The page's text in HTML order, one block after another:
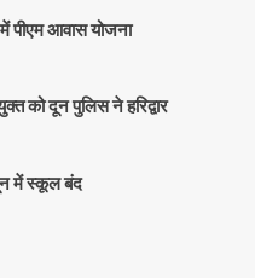
पीएम आवास योजना
को दून पुलिस ने हरिद्वार
में स्कूल बंद